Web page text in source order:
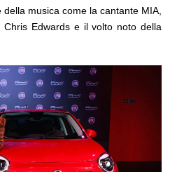
musica come la cantante MIA,
Chris Edwards e il volto noto della